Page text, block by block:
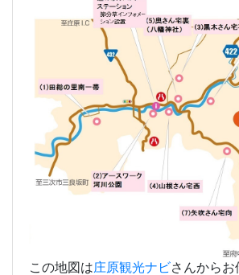
この地図は庄原観光ナビさんからお